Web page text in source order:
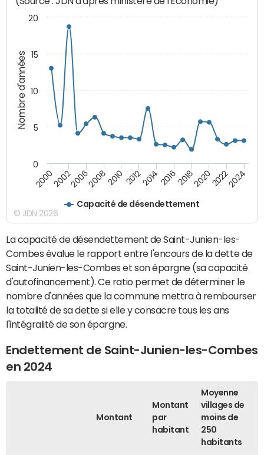
Nombre d'années
Capacité de désendettement
20002002200620082010 2012201420162018202020222024
0
5
10
15
20
© JDN 2026
La capacité de désendettement de Saint-Junien-les-
Combes évalue le rapport entre l'encours de la dette de
Saint-Junien-les-Combes et son épargne (sa capacité
d'autofinancement). Ce ratio permet de déterminer le
nombre d'années que la commune mettra à rembourser
la totalité de sa dette si elle y consacre tous les ans
l'intégralité de son épargne.
Endettement de Saint-Junien-les-Combes
en 2024
Montant
Montant
par
habitant
Moyenne
villages de
moins de
250
habitants